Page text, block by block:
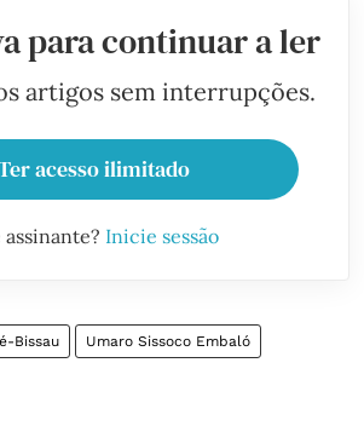
para continuar a ler
artigos sem interrupções.
acesso ilimitado
assinante? Inicie sessão
Bissau Umaro Sissoco Embaló